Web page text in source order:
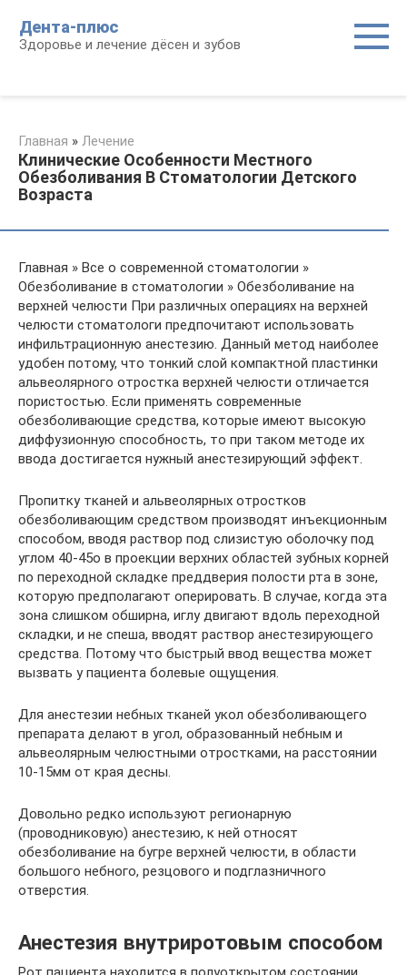
контенту
Дента-плюс
Здоровье и лечение дёсен и зубов
Главная » Лечение
Клинические Особенности Местного
Обезболивания В Стоматологии Детского
Возраста
Главная » Все о современной стоматологии »
Обезболивание в стоматологии » Обезболивание на
верхней челюсти При различных операциях на верхней
челюсти стоматологи предпочитают использовать
инфильтрационную анестезию. Данный метод наиболее
удобен потому, что тонкий слой компактной пластинки
альвеолярного отростка верхней челюсти отличается
пористостью. Если применять современные
обезболивающие средства, которые имеют высокую
диффузионную способность, то при таком методе их
ввода достигается нужный анестезирующий эффект.
Пропитку тканей и альвеолярных отростков
обезболивающим средством производят инъекционным
способом, вводя раствор под слизистую оболочку под
углом 40-45о в проекции верхних областей зубных корней
по переходной складке преддверия полости рта в зоне,
которую предполагают оперировать. В случае, когда эта
зона слишком обширна, иглу двигают вдоль переходной
складки, и не спеша, вводят раствор анестезирующего
средства. Потому что быстрый ввод вещества может
вызвать у пациента болевые ощущения.
Для анестезии небных тканей укол обезболивающего
препарата делают в угол, образованный небным и
альвеолярным челюстными отростками, на расстоянии
10-15мм от края десны.
Довольно редко используют регионарную
(проводниковую) анестезию, к ней относят
обезболивание на бугре верхней челюсти, в области
большого небного, резцового и подглазничного
отверстия.
Анестезия внутриротовым способом